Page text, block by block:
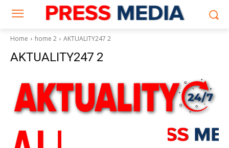
Home home 2 AKTUALITY247 2
AKTUALITY247 2